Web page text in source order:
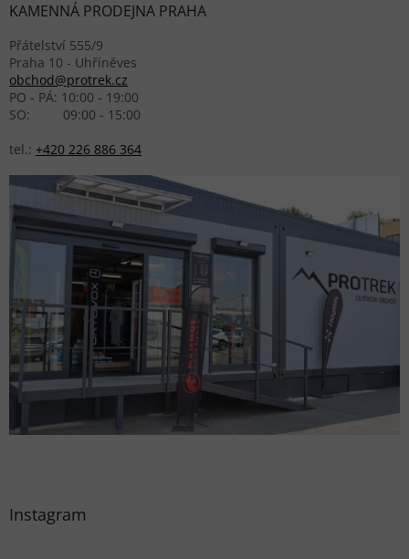
KAMENNÁ PRODEJNA PRAHA
Přátelství 555/9
Praha 10 - Uhříněves
obchod@protrek.cz
PO - PÁ: 10:00 - 19:00
SO: 09:00 - 15:00
tel.: +420 226 886 364
Instagram